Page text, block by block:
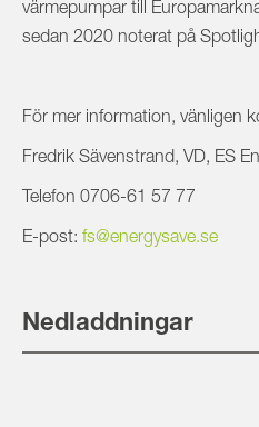
värmepumpar till
sedan 2020 noterat på
För mer information, vänligen
Fredrik Sävenstrand, VD, ES
Telefon 0706-61 57 77
E-post: fs@energysave.se
Nedladdningar